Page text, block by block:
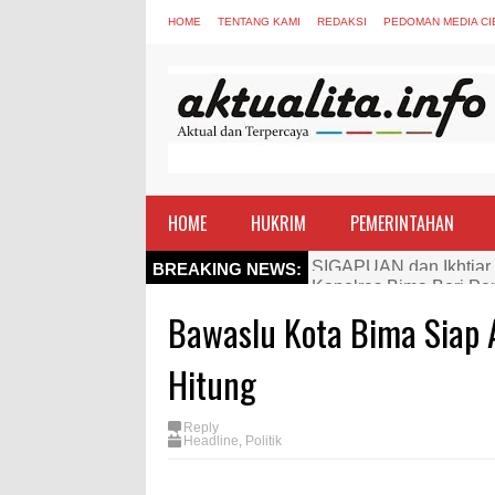
HOME TENTANG KAMI REDAKSI PEDOMAN MEDIA
HOME HUKRIM PEMERINTAHAN
BREAKING NEWS:
Kapolres Bima Beri
Staf Ahli Tekankan
Perkuat Soliditas-
Nobar Piala Dunia
Bawaslu Kota Bima
Hitung
Reply
Headline, Politik